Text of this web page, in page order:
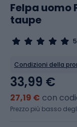
Felpa uomo
taupe
Condizioni della
33,99 €
27,19 € con
Prezzo più basso